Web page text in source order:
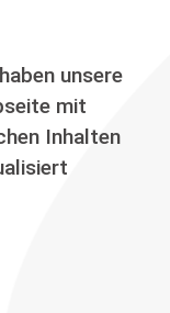
unsere
mit
Inhalten